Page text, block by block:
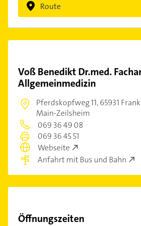
Route
Voß Benedikt Dr.med.
Allgemeinmedizin
Pferdskopfweg 11,65931
Main-Zeilsheim
069 36 49 08
069 36 45 51
Webseite
Anfahrt mit Bus und Bahn
Öffnungszeiten